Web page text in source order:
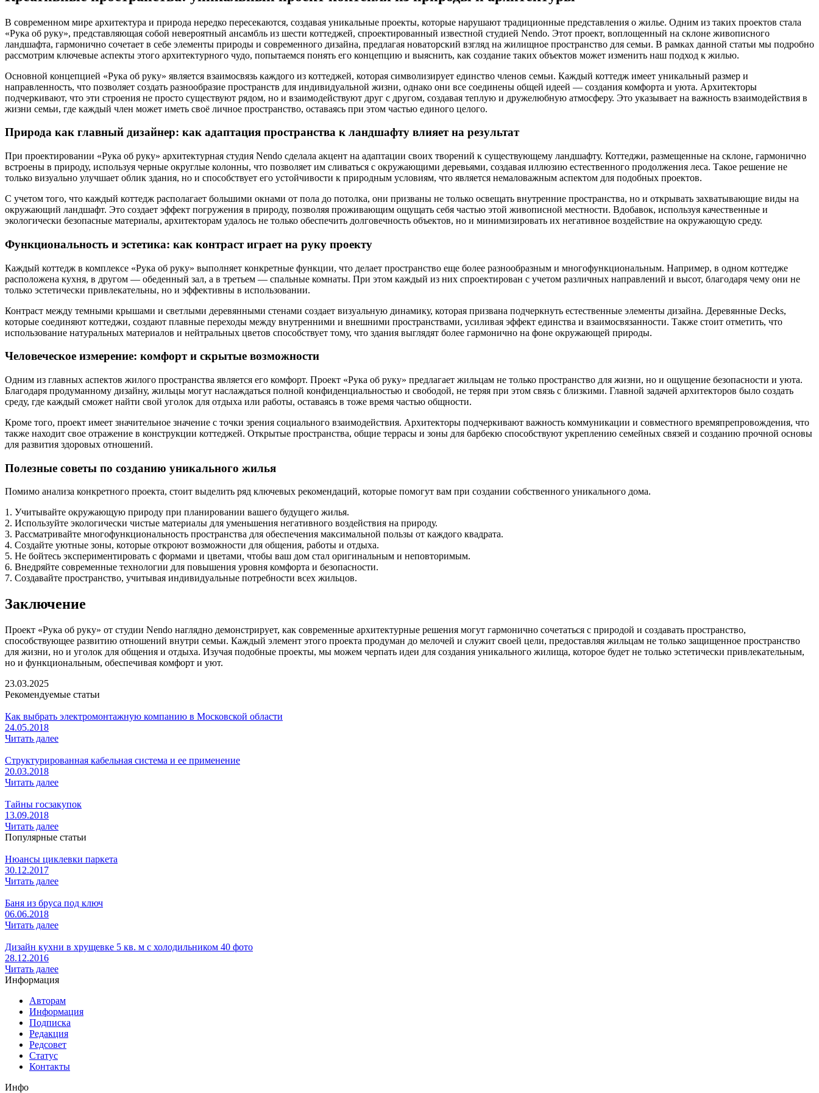
В современном мире архитектура и природа нередко пересекаются, создавая уникальные проекты, которые нарушают традиционные представления о жилье. Одним из таких проектов стала
«Рука об руку», представляющая собой невероятный ансамбль из шести коттеджей, спроектированный известной студией Nendo. Этот проект, воплощенный на склоне живописного
ландшафта, гармонично сочетает в себе элементы природы и современного дизайна, предлагая новаторский взгляд на жилищное пространство для семьи. В рамках данной статьи мы подробно
рассмотрим ключевые аспекты этого архитектурного чудо, попытаемся понять его концепцию и выяснить, как создание таких объектов может изменить наш подход к жилью.
Основной концепцией «Рука об руку» является взаимосвязь каждого из коттеджей, которая символизирует единство членов семьи. Каждый коттедж имеет уникальный размер и
направленность, что позволяет создать разнообразие пространств для индивидуальной жизни, однако они все соединены общей идеей — создания комфорта и уюта. Архитекторы
подчеркивают, что эти строения не просто существуют рядом, но и взаимодействуют друг с другом, создавая теплую и дружелюбную атмосферу. Это указывает на важность взаимодействия в
жизни семьи, где каждый член может иметь своё личное пространство, оставаясь при этом частью единого целого.
Природа как главный дизайнер: как адаптация пространства к ландшафту влияет на результат
При проектировании «Рука об руку» архитектурная студия Nendo сделала акцент на адаптации своих творений к существующему ландшафту. Коттеджи, размещенные на склоне, гармонично
встроены в природу, используя черные округлые колонны, что позволяет им сливаться с окружающими деревьями, создавая иллюзию естественного продолжения леса. Такое решение не
только визуально улучшает облик здания, но и способствует его устойчивости к природным условиям, что является немаловажным аспектом для подобных проектов.
С учетом того, что каждый коттедж располагает большими окнами от пола до потолка, они призваны не только освещать внутренние пространства, но и открывать захватывающие виды на
окружающий ландшафт. Это создает эффект погружения в природу, позволяя проживающим ощущать себя частью этой живописной местности. Вдобавок, используя качественные и
экологически безопасные материалы, архитекторам удалось не только обеспечить долговечность объектов, но и минимизировать их негативное воздействие на окружающую среду.
Функциональность и эстетика: как контраст играет на руку проекту
Каждый коттедж в комплексе «Рука об руку» выполняет конкретные функции, что делает пространство еще более разнообразным и многофункциональным. Например, в одном коттедже
расположена кухня, в другом — обеденный зал, а в третьем — спальные комнаты. При этом каждый из них спроектирован с учетом различных направлений и высот, благодаря чему они не
только эстетически привлекательны, но и эффективны в использовании.
Контраст между темными крышами и светлыми деревянными стенами создает визуальную динамику, которая призвана подчеркнуть естественные элементы дизайна. Деревянные Decks,
которые соединяют коттеджи, создают плавные переходы между внутренними и внешними пространствами, усиливая эффект единства и взаимосвязанности. Также стоит отметить, что
использование натуральных материалов и нейтральных цветов способствует тому, что здания выглядят более гармонично на фоне окружающей природы.
Человеческое измерение: комфорт и скрытые возможности
Одним из главных аспектов жилого пространства является его комфорт. Проект «Рука об руку» предлагает жильцам не только пространство для жизни, но и ощущение безопасности и уюта.
Благодаря продуманному дизайну, жильцы могут наслаждаться полной конфиденциальностью и свободой, не теряя при этом связь с близкими. Главной задачей архитекторов было создать
среду, где каждый сможет найти свой уголок для отдыха или работы, оставаясь в тоже время частью общности.
Кроме того, проект имеет значительное значение с точки зрения социального взаимодействия. Архитекторы подчеркивают важность коммуникации и совместного времяпрепровождения, что
также находит свое отражение в конструкции коттеджей. Открытые пространства, общие террасы и зоны для барбекю способствуют укреплению семейных связей и созданию прочной основы
для развития здоровых отношений.
Полезные советы по созданию уникального жилья
Помимо анализа конкретного проекта, стоит выделить ряд ключевых рекомендаций, которые помогут вам при создании собственного уникального дома.
1. Учитывайте окружающую природу при планировании вашего будущего жилья.
2. Используйте экологически чистые материалы для уменьшения негативного воздействия на природу.
3. Рассматривайте многофункциональность пространства для обеспечения максимальной пользы от каждого квадрата.
4. Создайте уютные зоны, которые откроют возможности для общения, работы и отдыха.
5. Не бойтесь экспериментировать с формами и цветами, чтобы ваш дом стал оригинальным и неповторимым.
6. Внедряйте современные технологии для повышения уровня комфорта и безопасности.
7. Создавайте пространство, учитывая индивидуальные потребности всех жильцов.
Заключение
Проект «Рука об руку» от студии Nendo наглядно демонстрирует, как современные архитектурные решения могут гармонично сочетаться с природой и создавать пространство,
способствующее развитию отношений внутри семьи. Каждый элемент этого проекта продуман до мелочей и служит своей цели, предоставляя жильцам не только защищенное пространство
для жизни, но и уголок для общения и отдыха. Изучая подобные проекты, мы можем черпать идеи для создания уникального жилища, которое будет не только эстетически привлекательным,
но и функциональным, обеспечивая комфорт и уют.
23.03.2025
Рекомендуемые статьи
Как выбрать электромонтажную компанию в Московской области
24.05.2018
Читать далее
Структурированная кабельная система и ее применение
20.03.2018
Читать далее
Тайны госзакупок
13.09.2018
Читать далее
Популярные статьи
Нюансы циклевки паркета
30.12.2017
Читать далее
Баня из бруса под ключ
06.06.2018
Читать далее
Дизайн кухни в хрущевке 5 кв. м с холодильником 40 фото
28.12.2016
Читать далее
Информация
Авторам
Информация
Подписка
Редакция
Редсовет
Статус
Контакты
Инфо